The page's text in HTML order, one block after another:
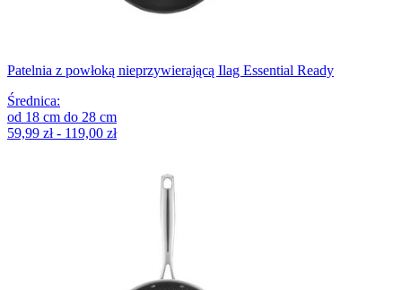
Patelnia z powłoką nieprzywierającą Ilag Essential Ready
Średnica:
od 18 cm do 28 cm
59,99 zł - 119,00 zł